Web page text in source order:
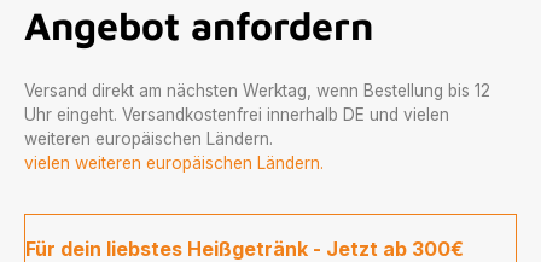
Angebot anfordern
Versand direkt am nächsten Werktag, wenn Bestellung bis 12
Uhr eingeht. Versandkostenfrei innerhalb DE und vielen
weiteren europäischen Ländern.
vielen weiteren europäischen Ländern.
Für dein liebstes Heißgetränk - Jetzt ab 300€